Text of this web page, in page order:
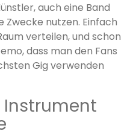
auch eine Band
nutzen. Einfach
verteilen, und schon
dass man den Fans
Gig verwenden
Instrument